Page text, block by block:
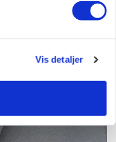
Vis detaljer